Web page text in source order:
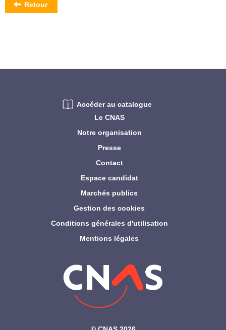
Retour
Le CNAS
Notre organisation
Presse
Contact
Espace candidat
Marchés publics
Gestion des cookies
Conditions générales d'utilisation
Mentions légales
Accéder au catalogue